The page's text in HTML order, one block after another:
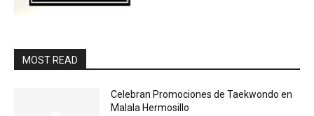
MOST READ
Celebran Promociones de Taekwondo en
Malala Hermosillo